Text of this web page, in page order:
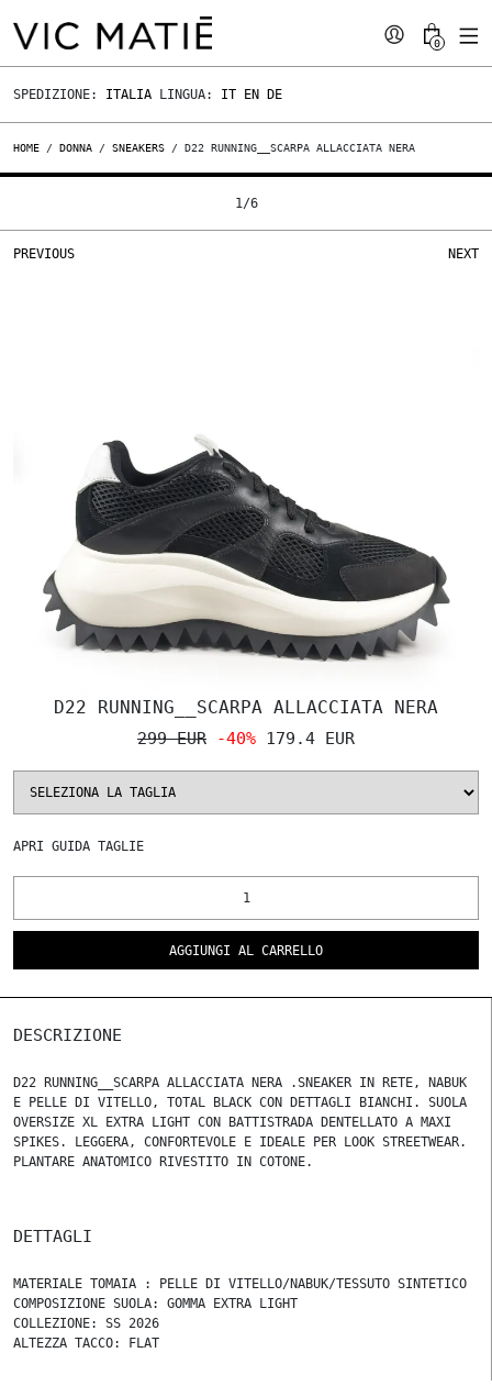
0
SPEDIZIONE: ITALIA LINGUA: IT EN DE
HOME / DONNA / SNEAKERS / D22 RUNNING__SCARPA ALLACCIATA NERA
D22 RUNNING__SCARPA ALLACCIATA NERA
299 EUR -40% 179.4 EUR
APRI GUIDA TAGLIE
AGGIUNGI AL CARRELLO
PREVIOUS NEXT
1/6
DESCRIZIONE
D22 RUNNING__SCARPA ALLACCIATA NERA .SNEAKER IN RETE, NABUK
E PELLE DI VITELLO, TOTAL BLACK CON DETTAGLI BIANCHI. SUOLA
OVERSIZE XL EXTRA LIGHT CON BATTISTRADA DENTELLATO A MAXI
SPIKES. LEGGERA, CONFORTEVOLE E IDEALE PER LOOK STREETWEAR.
PLANTARE ANATOMICO RIVESTITO IN COTONE.
DETTAGLI
MATERIALE TOMAIA : PELLE DI VITELLO/NABUK/TESSUTO SINTETICO
COMPOSIZIONE SUOLA: GOMMA EXTRA LIGHT
COLLEZIONE: SS 2026
ALTEZZA TACCO: FLAT